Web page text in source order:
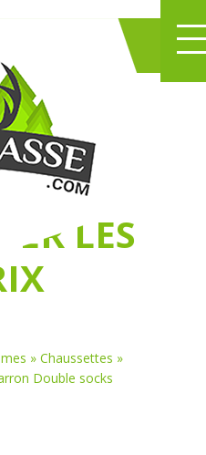
PLUS
LES
» Chaussettes »
Double socks